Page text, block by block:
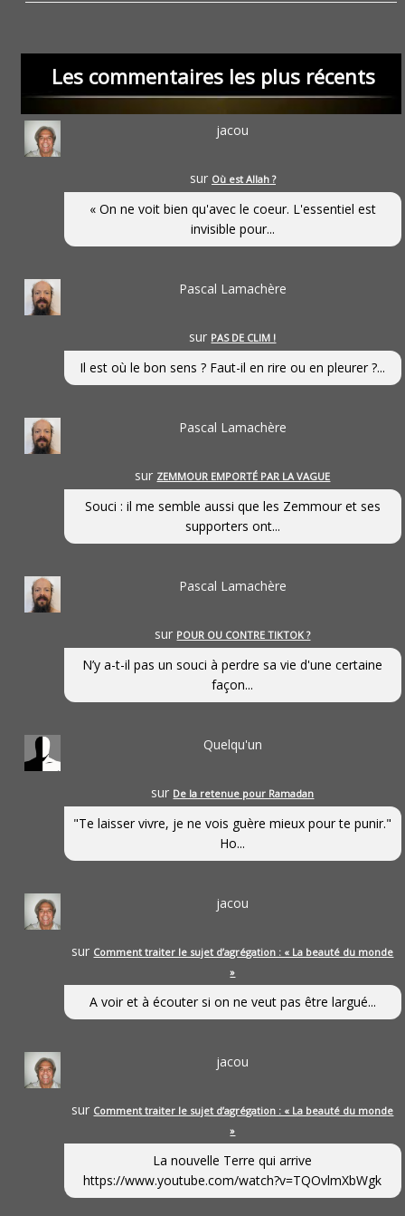
Les commentaires les plus récents
jacou
sur Où est Allah ?
« On ne voit bien qu'avec le coeur. L'essentiel est
invisible pour...
Pascal Lamachère
sur PAS DE CLIM !
Il est où le bon sens ? Faut-il en rire ou en pleurer ?...
Pascal Lamachère
sur ZEMMOUR EMPORTÉ PAR LA VAGUE
Souci : il me semble aussi que les Zemmour et ses
supporters ont...
Pascal Lamachère
sur POUR OU CONTRE TIKTOK ?
N’y a-t-il pas un souci à perdre sa vie d'une certaine
façon...
Quelqu'un
sur De la retenue pour Ramadan
"Te laisser vivre, je ne vois guère mieux pour te punir."
Ho...
jacou
sur Comment traiter le sujet d’agrégation : « La beauté du monde
»
A voir et à écouter si on ne veut pas être largué...
jacou
sur Comment traiter le sujet d’agrégation : « La beauté du monde
»
La nouvelle Terre qui arrive
https://www.youtube.com/watch?v=TQOvlmXbWgk